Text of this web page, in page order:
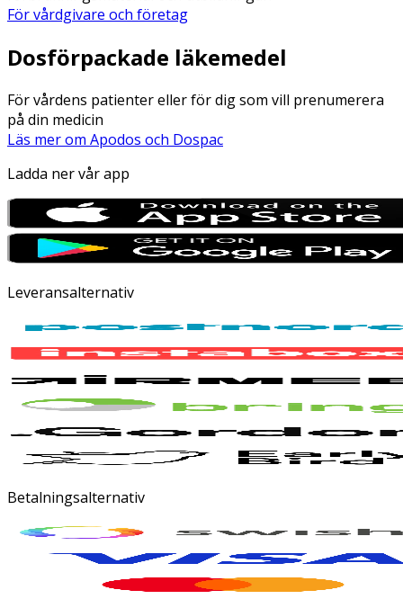
För vårdgivare och företag
Dosförpackade läkemedel
För vårdens patienter eller för dig som vill prenumerera
på din medicin
Läs mer om Apodos och Dospac
Ladda ner vår app
Leveransalternativ
Betalningsalternativ